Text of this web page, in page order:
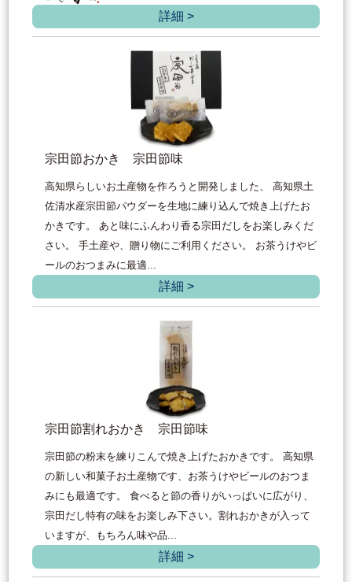
詳細 >
宗田節おかき 宗田節味
高知県らしいお土産物を作ろうと開発しました、 高知県土
佐清水産宗田節パウダーを生地に練り込んで焼き上げたお
かきです。 あと味にふんわり香る宗田だしをお楽しみくだ
さい。 手土産や、贈り物にご利用ください。 お茶うけやビ
ールのおつまみに最適...
詳細 >
宗田節割れおかき 宗田節味
宗田節の粉末を練りこんで焼き上げたおかきです。 高知県
の新しい和菓子お土産物です、お茶うけやビールのおつま
みにも最適です。 食べると節の香りがいっぱいに広がり、
宗田だし特有の味をお楽しみ下さい。割れおかきが入って
いますが、もちろん味や品...
詳細 >